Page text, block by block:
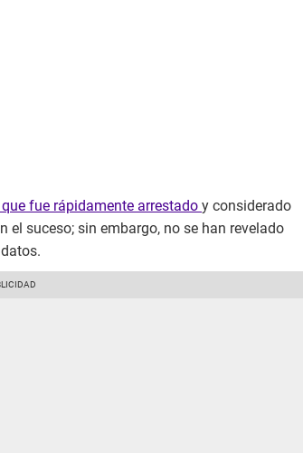
fue rápidamente arrestado y considerado
suceso; sin embargo, no se han revelado